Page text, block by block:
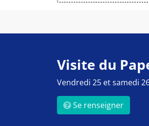
Visite du
Vendredi 25 et samedi
Se renseigner